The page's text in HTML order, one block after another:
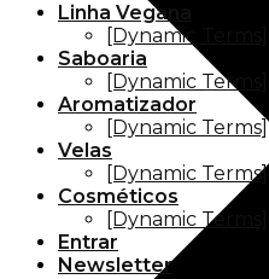
Linha Vegana
[Dynamic Terms]
Saboaria
[Dynamic Terms]
Aromatizador
[Dynamic Terms]
Velas
[Dynamic Terms]
Cosméticos
[Dynamic Terms]
Entrar
Newsletter